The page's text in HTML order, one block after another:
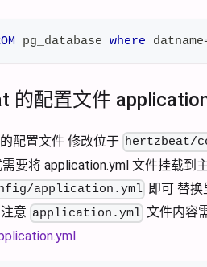
pg_database where datname
的配置文件
配置文件 修改位于 hertzbeat/
要将 application.yml 文件挂载到
application.yml 即可 替换
意 application.yml 文件内容